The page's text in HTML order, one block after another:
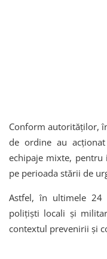
Conform autorităților,
de ordine au
echipaje mixte,
pe perioada stării de
Astfel, în ultimele
poliţişti locali şi
contextul prevenirii și